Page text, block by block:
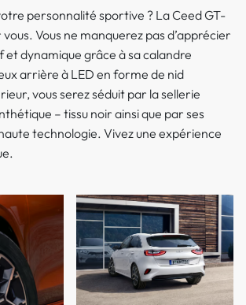
personnalité sportive ? La Ceed GT-
Vous ne manquerez pas d’apprécier
et dynamique grâce à sa calandre
arrière à LED en forme de nid
vous serez séduit par la sellerie
– tissu noir ainsi que par ses
technologie. Vivez une expérience